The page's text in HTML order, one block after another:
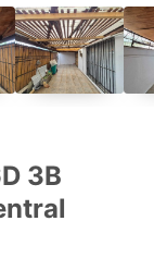
3B